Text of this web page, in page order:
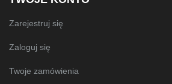
Zarejestruj się
Zaloguj się
Twoje zamówienia